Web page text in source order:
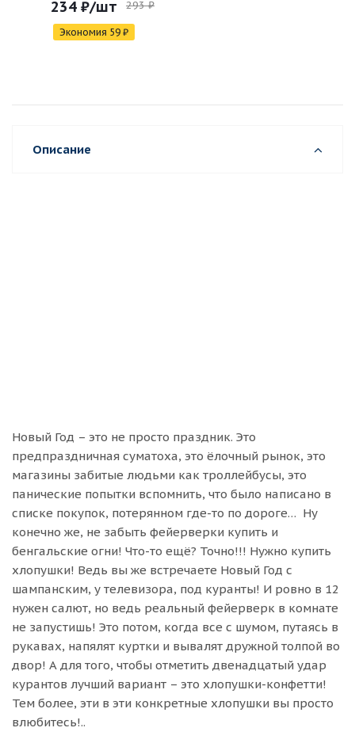
234 ₽/шт 293 ₽
Экономия 59 ₽
Описание
Новый Год – это не просто праздник. Это
предпраздничная суматоха, это ёлочный рынок, это
магазины забитые людьми как троллейбусы, это
панические попытки вспомнить, что было написано в
списке покупок, потерянном где-то по дороге… Ну
конечно же, не забыть фейерверки купить и
бенгальские огни! Что-то ещё? Точно!!! Нужно купить
хлопушки! Ведь вы же встречаете Новый Год с
шампанским, у телевизора, под куранты! И ровно в 12
нужен салют, но ведь реальный фейерверк в комнате
не запустишь! Это потом, когда все с шумом, путаясь в
рукавах, напялят куртки и вывалят дружной толпой во
двор! А для того, чтобы отметить двенадцатый удар
курантов лучший вариант – это хлопушки-конфетти!
Тем более, эти в эти конкретные хлопушки вы просто
влюбитесь!..